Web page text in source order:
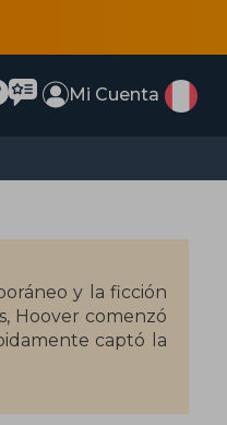
Mi Cuenta
y la ficción
Hoover comenzó
captó la
su habilidad para